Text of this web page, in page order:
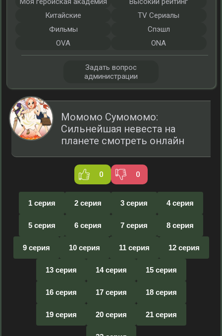
Момомо Сумомомо:
Сильнейшая невеста на
планете смотреть онлайн
0 0
1 серия 2 серия 3 серия 4 серия
5 серия 6 серия 7 серия 8 серия
9 серия 10 серия 11 серия 12 серия
13 серия 14 серия 15 серия
16 серия 17 серия 18 серия
19 серия 20 серия 21 серия
Китайские
TV Сериалы
Фильмы
Спэшл
OVA
ONA
Задать вопрос
администрации